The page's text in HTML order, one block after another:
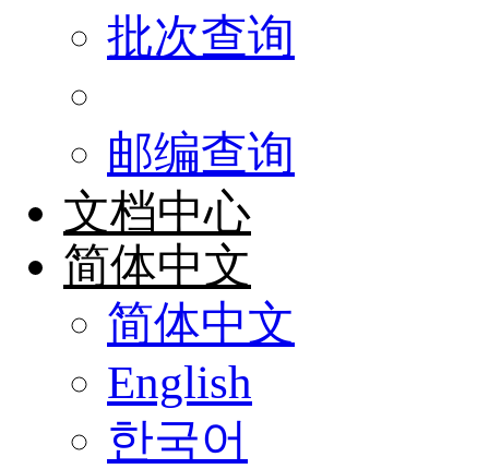
批次查询
邮编查询
文档中心
简体中文
简体中文
English
한국어